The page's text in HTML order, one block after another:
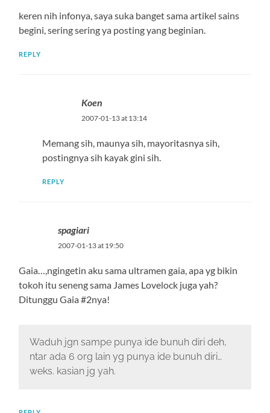
keren nih infonya, saya suka banget sama artikel sains
begini, sering sering ya posting yang beginian.
REPLY
Koen
2007-01-13 at 13:14
Memang sih, maunya sih, mayoritasnya sih,
postingnya sih kayak gini sih.
REPLY
spagiari
2007-01-13 at 19:50
Gaia…,ngingetin aku sama ultramen gaia, apa yg bikin
tokoh itu seneng sama James Lovelock juga yah?
Ditunggu Gaia #2nya!
Waduh jgn sampe punya ide bunuh diri deh,
ntar ada 6 org lain yg punya ide bunuh diri…
weks. kasian jg yah.